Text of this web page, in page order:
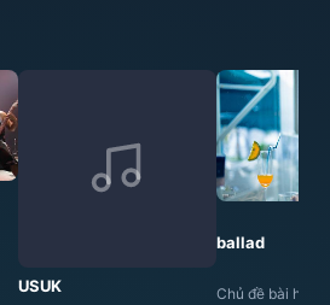
USUK
ballad
Chủ đề bài hát